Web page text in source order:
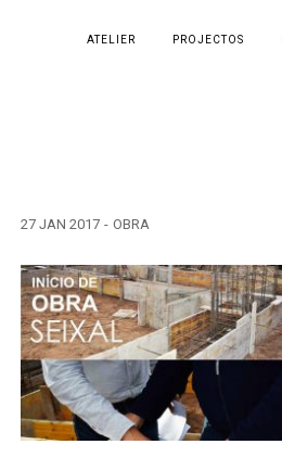
ATELIER PROJECTOS
27 JAN 2017 - OBRA